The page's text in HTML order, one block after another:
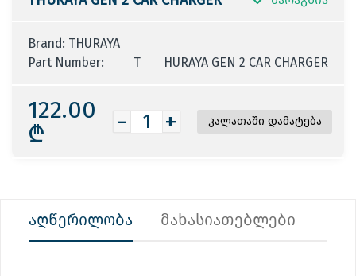
Brand: THURAYA
Part Number:
T HURAYA GEN 2 CAR CHARGER
122.00
₾
- +
აღწერილობა მახასიათებლები